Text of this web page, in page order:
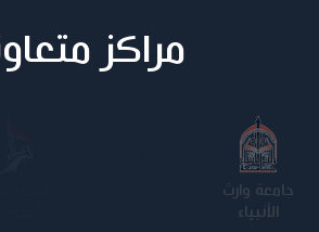
مراكز
جامعة وارث
الأنبياء